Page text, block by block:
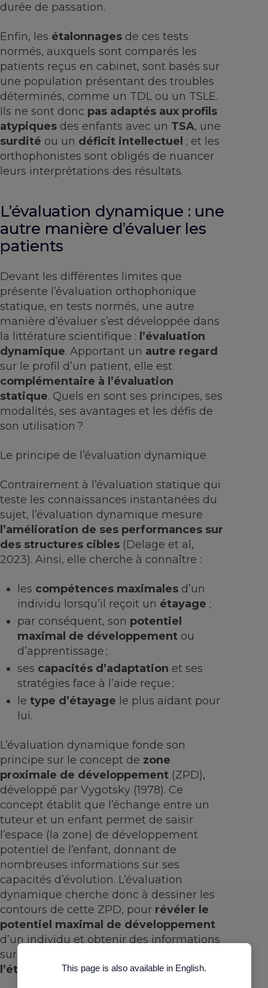
durée de passation.
Enfin, les étalonnages de ces tests
normés, auxquels sont comparés les
patients reçus en cabinet, sont basés sur
une population présentant des troubles
déterminés, comme un TDL ou un TSLE.
Ils ne sont donc pas adaptés aux profils
atypiques des enfants avec un TSA, une
surdité ou un déficit intellectuel ; et les
orthophonistes sont obligés de nuancer
leurs interprétations des résultats.
L’évaluation dynamique : une
autre manière d’évaluer les
patients
Devant les différentes limites que
présente l’évaluation orthophonique
statique, en tests normés, une autre
manière d’évaluer s’est développée dans
la littérature scientifique : l’évaluation
dynamique. Apportant un autre regard
sur le profil d’un patient, elle est
complémentaire à l’évaluation
statique. Quels en sont ses principes, ses
modalités, ses avantages et les défis de
son utilisation ?
Le principe de l’évaluation dynamique
Contrairement à l’évaluation statique qui
teste les connaissances instantanées du
sujet, l’évaluation dynamique mesure
l’amélioration de ses performances sur
des structures cibles (Delage et al,
2023). Ainsi, elle cherche à connaître :
les compétences maximalesd’un
individu lorsqu’il reçoit un étayage ;
par conséquent, son potentiel
maximal de développementou
d’apprentissage ;
ses capacités d’adaptation et ses
stratégies face à l’aide reçue ;
le type d’étayage le plus aidant pour
lui.
L’évaluation dynamique fonde son
principe sur le concept de zone
proximale de développement (ZPD),
développé par Vygotsky (1978). Ce
concept établit que l’échange entre un
tuteur et un enfant permet de saisir
l’espace (la zone) de développement
potentiel de l’enfant, donnant de
nombreuses informations sur ses
capacités d’évolution. L’évaluation
dynamique cherche donc à dessiner les
contours de cette ZPD, pour révéler le
potentiel maximal de développement
d’un individu et obtenir des informations
sur ses
l’étayage/l’intervention.
This page is also available in English.